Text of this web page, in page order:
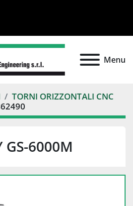
Menu
TORNI ORIZZONTALI CNC
GS-6000M